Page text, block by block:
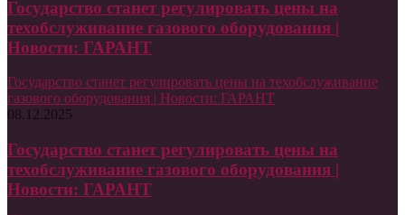
Государство станет регулировать цены на
техобслуживание газового оборудования |
Новости: ГАРАНТ
Государство станет регулировать цены на техобслуживание
газового оборудования | Новости: ГАРАНТ
08.12.2025
Государство станет регулировать цены на
техобслуживание газового оборудования |
Новости: ГАРАНТ